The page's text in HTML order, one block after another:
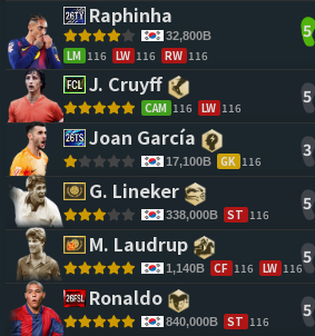
Raphinha
32,800B
LM 116 LW 116 RW 116
5
J. Cruyff
CAM 116 LW 116
5
Joan García
17,100B GK 116
3
G. Lineker
338,000B ST 116
5
M. Laudrup
1,140B CF 116 LW 116
5
Ronaldo
840,000B ST 116
5